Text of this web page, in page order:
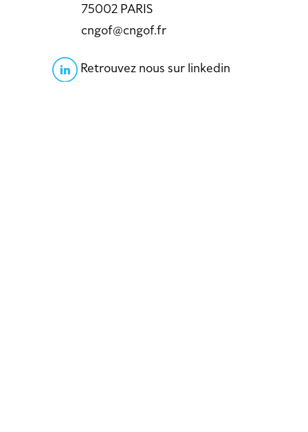
75002 PARIS
cngof@cngof.fr
Retrouvez nous sur linkedin